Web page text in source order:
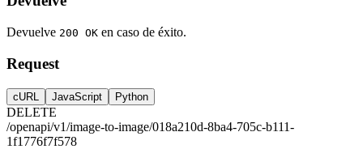
Devuelve 200 OK en caso de éxito.
Request
cURL JavaScript Python
DELETE
/openapi/v1/image-to-image/018a210d-8ba4-705c-b111-
1f1776f7f578